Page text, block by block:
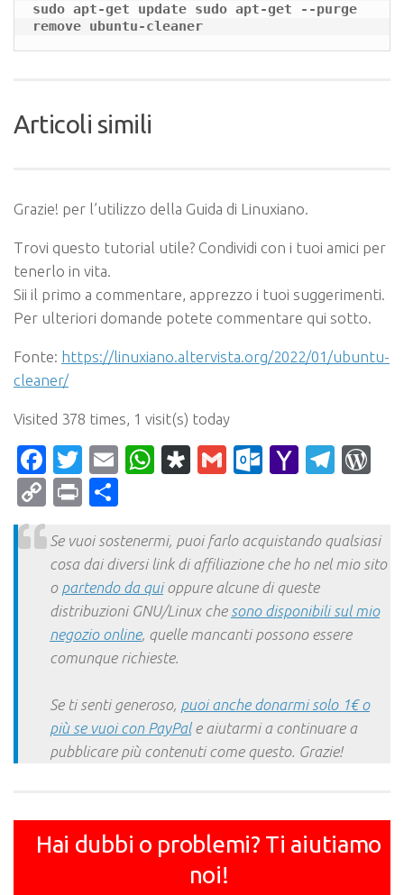
sudo apt-get update sudo apt-get --purge
remove ubuntu-cleaner
Articoli simili
Grazie! per l’utilizzo della Guida di Linuxiano.
Trovi questo tutorial utile? Condividi con i tuoi amici per
tenerlo in vita.
Sii il primo a commentare, apprezzo i tuoi suggerimenti.
Per ulteriori domande potete commentare qui sotto.
Fonte: https://linuxiano.altervista.org/2022/01/ubuntu-
cleaner/
Visited 378 times, 1 visit(s) today
Facebook
Twitter
EmailWhatsApp
Diaspora
Gmail Yahoo
CopyPrint
Se vuoi sostenermi, puoi farlo acquistando qualsiasi
cosa dai diversi link di affiliazione che ho nel mio sito
o partendo da quioppure alcune di queste
distribuzioni GNU/Linux che sono disponibili sul mio
negozio online, quelle mancanti possono essere
comunque richieste.
Se ti senti generoso, puoi anche donarmi solo 1€ o
più se vuoi con PayPale aiutarmi a continuare a
pubblicare più contenuti come questo. Grazie!
Hai dubbi o problemi? Ti aiutiamo
noi!